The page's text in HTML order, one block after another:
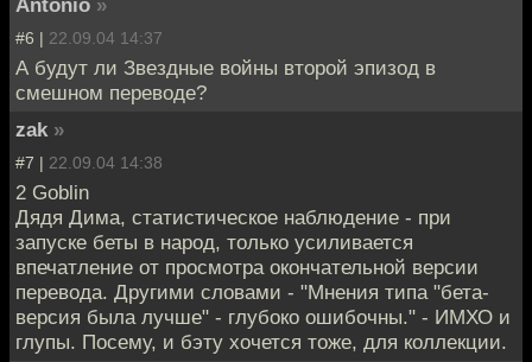
#6 | 22.09.04 14:37
А будут ли Звездные войны второй эпизод в
смешном переводе?
zak »
#7 | 22.09.04 14:38
2 Goblin
Дядя Дима, статистическое наблюдение - при
запуске беты в народ, только усиливается
впечатление от просмотра окончательной версии
перевода. Другими словами - "Мнения типа "бета-
версия была лучше" - глубоко ошибочны." - ИМХО и
глупы. Посему, и бэту хочется тоже, для коллекции.